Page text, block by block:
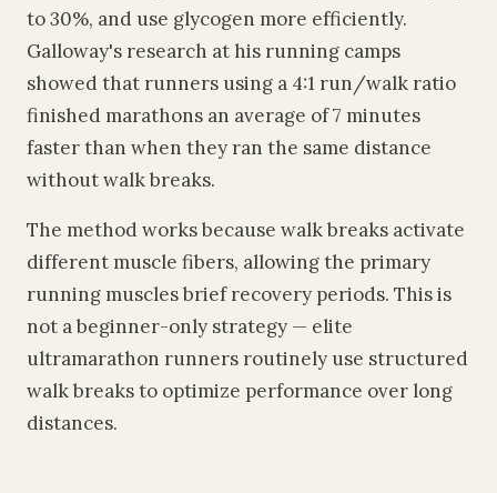
to 30%, and use glycogen more efficiently.
Galloway's research at his running camps
showed that runners using a 4:1 run/walk ratio
finished marathons an average of 7 minutes
faster than when they ran the same distance
without walk breaks.
The method works because walk breaks activate
different muscle fibers, allowing the primary
running muscles brief recovery periods. This is
not a beginner-only strategy — elite
ultramarathon runners routinely use structured
walk breaks to optimize performance over long
distances.